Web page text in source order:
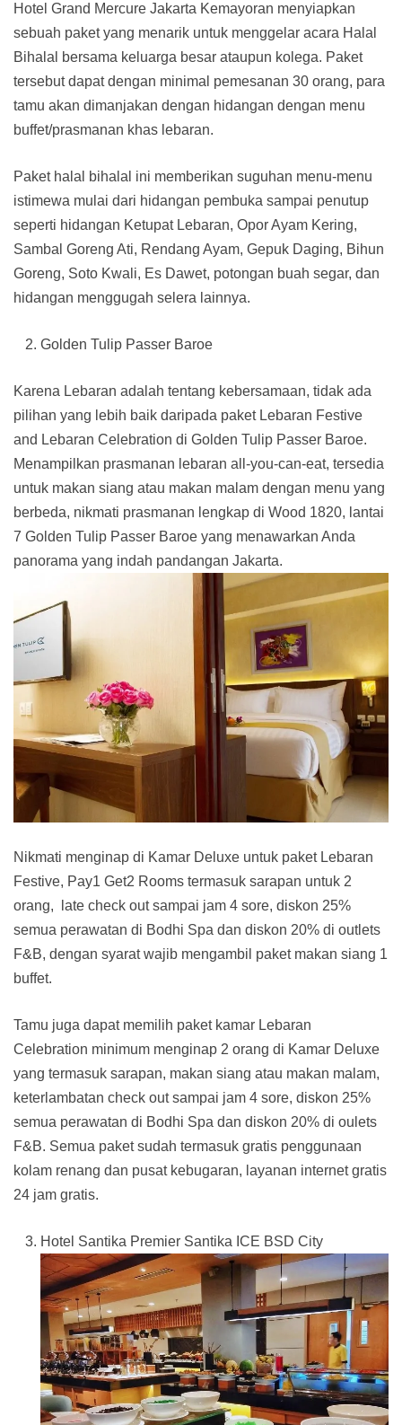
Hotel Grand Mercure Jakarta Kemayoran menyiapkan
sebuah paket yang menarik untuk menggelar acara Halal
Bihalal bersama keluarga besar ataupun kolega. Paket
tersebut dapat dengan minimal pemesanan 30 orang, para
tamu akan dimanjakan dengan hidangan dengan menu
buffet/prasmanan khas lebaran.
Paket halal bihalal ini memberikan suguhan menu-menu
istimewa mulai dari hidangan pembuka sampai penutup
seperti hidangan Ketupat Lebaran, Opor Ayam Kering,
Sambal Goreng Ati, Rendang Ayam, Gepuk Daging, Bihun
Goreng, Soto Kwali, Es Dawet, potongan buah segar, dan
hidangan menggugah selera lainnya.
Golden Tulip Passer Baroe
Karena Lebaran adalah tentang kebersamaan, tidak ada
pilihan yang lebih baik daripada paket Lebaran Festive
and Lebaran Celebration di Golden Tulip Passer Baroe.
Menampilkan prasmanan lebaran all-you-can-eat, tersedia
untuk makan siang atau makan malam dengan menu yang
berbeda, nikmati prasmanan lengkap di Wood 1820, lantai
7 Golden Tulip Passer Baroe yang menawarkan Anda
panorama yang indah pandangan Jakarta.
Nikmati menginap di Kamar Deluxe untuk paket Lebaran
Festive, Pay1 Get2 Rooms termasuk sarapan untuk 2
orang, late check out sampai jam 4 sore, diskon 25%
semua perawatan di Bodhi Spa dan diskon 20% di outlets
F&B, dengan syarat wajib mengambil paket makan siang 1
buffet.
Tamu juga dapat memilih paket kamar Lebaran
Celebration minimum menginap 2 orang di Kamar Deluxe
yang termasuk sarapan, makan siang atau makan malam,
keterlambatan check out sampai jam 4 sore, diskon 25%
semua perawatan di Bodhi Spa dan diskon 20% di oulets
F&B. Semua paket sudah termasuk gratis penggunaan
kolam renang dan pusat kebugaran, layanan internet gratis
24 jam gratis.
Hotel Santika Premier Santika ICE BSD City